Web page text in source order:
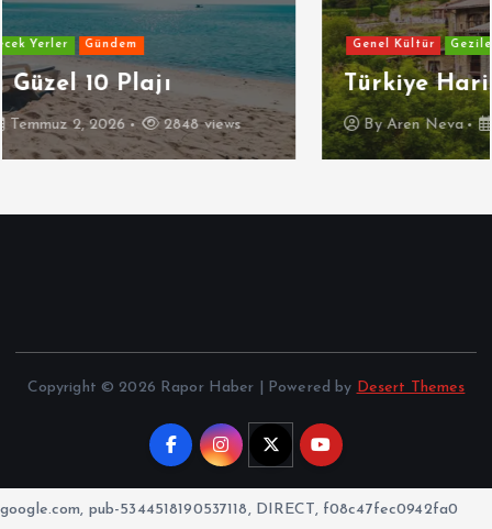
Genel Kültür
Türkiye Haritalı Köy Gezi Rehberi
ByAren Neva Haziran 30, 2026 3862 views
Copyright © 2026 Rapor Haber | Powered by Desert Themes
google.com, pub-5344518190537118, DIRECT, f08c47fec0942fa0